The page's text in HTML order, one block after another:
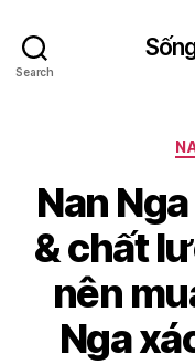
Search
Nan
& chất
nên
Nga